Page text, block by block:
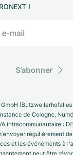
!
S’abonner
de Cologne,
intracommunautaire :
régulièrement
et les événements à
peut être